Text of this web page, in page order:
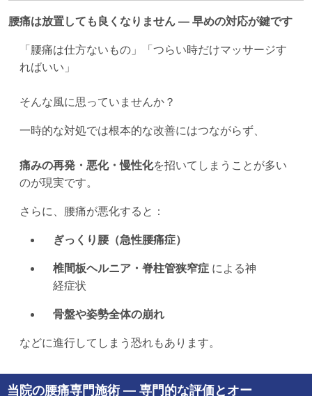
腰痛は放置しても良くなりません — 早めの対応が鍵です
「腰痛は仕方ないもの」「つらい時だけマッサージす
ればいい」
そんな風に思っていませんか？
一時的な対処では根本的な改善にはつながらず、
痛みの再発・悪化・慢性化を招いてしまうことが多い
のが現実です。
さらに、腰痛が悪化すると：
ぎっくり腰（急性腰痛症）
椎間板ヘルニア・脊柱管狭窄症 による神
経症状
骨盤や姿勢全体の崩れ
などに進行してしまう恐れもあります。
当院の腰痛専門施術 — 専門的な評価とオー